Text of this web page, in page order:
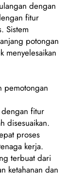
dengan
fitur
Sistem
potongan
menyelesaikan
pemotongan
dengan fitur
disesuaikan.
proses
kerja.
terbuat dari
ketahanan dan